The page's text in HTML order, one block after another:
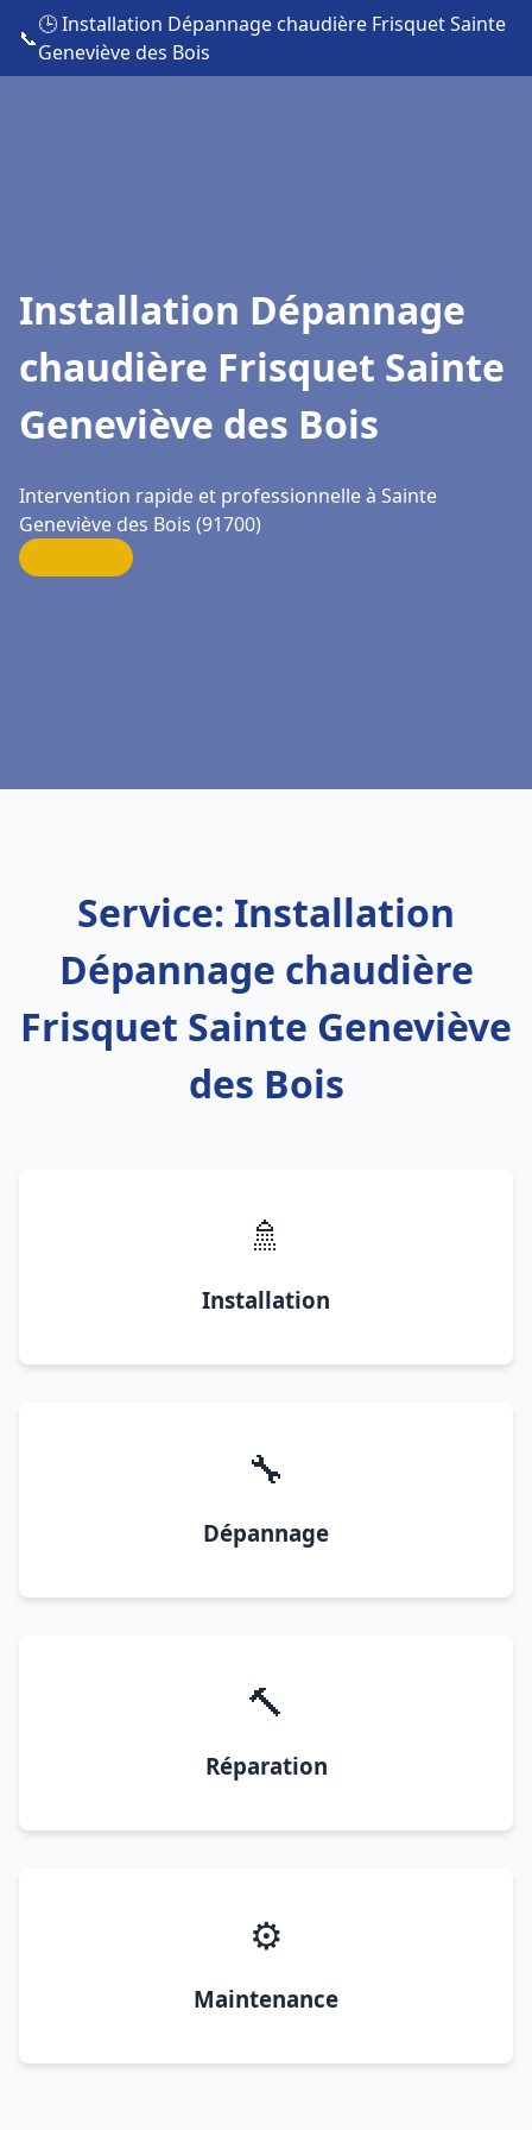
📞
🕒 Installation Dépannage chaudière Frisquet Sainte
Geneviève des Bois
Installation Dépannage
chaudière Frisquet Sainte
Geneviève des Bois
Intervention rapide et professionnelle à Sainte
Geneviève des Bois (91700)
Service: Installation
Dépannage chaudière
Frisquet Sainte Geneviève
des Bois
🚿
Installation
🔧
Dépannage
🔨
Réparation
⚙️
Maintenance